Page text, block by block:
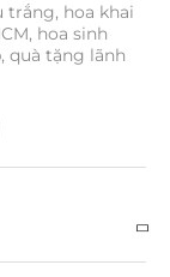
trắng, hoa khai
, hoa sinh
, quà tặng lãnh